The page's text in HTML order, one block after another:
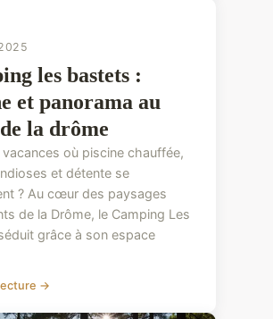
les bastets :
et panorama au
la drôme
vacances où piscine chauffée,
et détente se
? Au cœur des paysages
de la Drôme, le Camping Les
grâce à son espace
→